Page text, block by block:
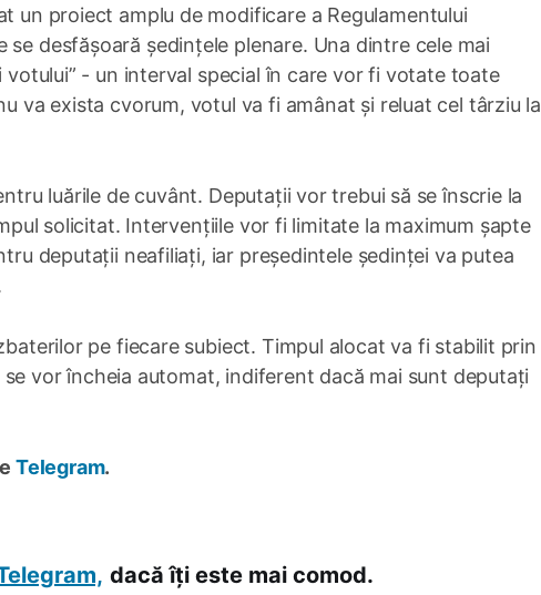
un proiect amplu de modificare a Regulamentului
desfășoară ședințele plenare. Una dintre cele mai
- un interval special în care vor fi votate toate
va exista cvorum, votul va fi amânat și reluat cel târziu la
luările de cuvânt. Deputații vor trebui să se înscrie la
solicitat. Intervențiile vor fi limitate la maximum șapte
deputații neafiliați, iar președintele ședinței va putea
pe fiecare subiect. Timpul alocat va fi stabilit prin
vor încheia automat, indiferent dacă mai sunt deputați
Telegram.
dacă îți este mai comod.